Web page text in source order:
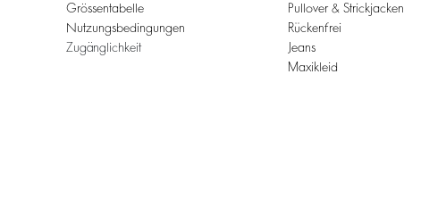
Grössentabelle
Nutzungsbedingungen
Zugänglichkeit
Pullover & Strickjacken
Rückenfrei
Jeans
Maxikleid